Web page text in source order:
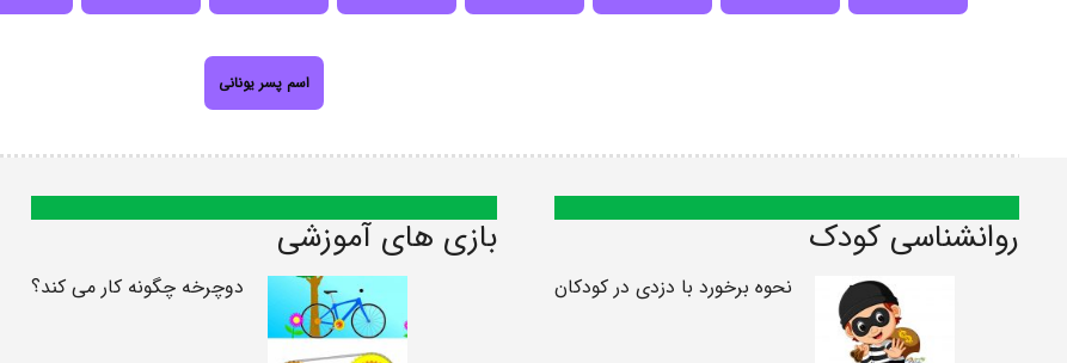
اسم پسر یونانی
روانشناسی کودک
نحوه برخورد با دزدی در کودکان
بازی های آموزشی
دوچرخه چگونه کار می کند؟